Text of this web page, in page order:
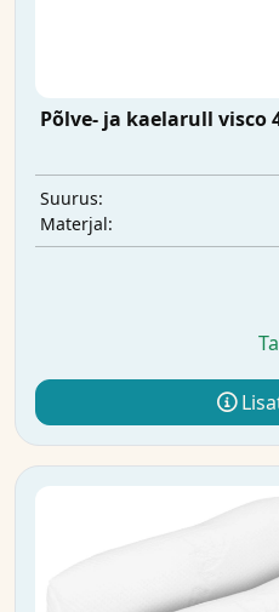
Põlve- ja kaelarull visco
Suurus:
Materjal: